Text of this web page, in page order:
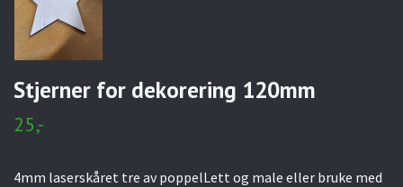
Stjerner for dekorering 120mm
25,-
4mm laserskåret tre av poppelLett og male eller bruke med